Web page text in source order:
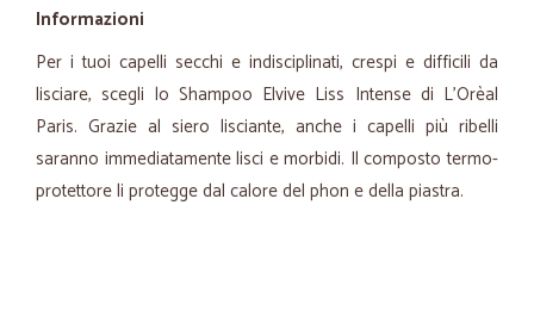
Informazioni
Per i tuoi capelli secchi e indisciplinati, crespi e difficili da
lisciare, scegli lo Shampoo Elvive Liss Intense di L'Orèal
Paris. Grazie al siero lisciante, anche i capelli più ribelli
saranno immediatamente lisci e morbidi. Il composto termo-
protettore li protegge dal calore del phon e della piastra.